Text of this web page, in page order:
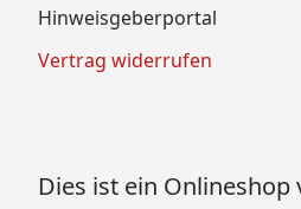
Hinweisgeberportal
Vertrag widerrufen
Dies ist ein Onlineshop